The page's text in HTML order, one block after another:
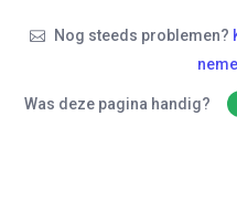
Nog steeds problemen?
Was deze pagina handig?